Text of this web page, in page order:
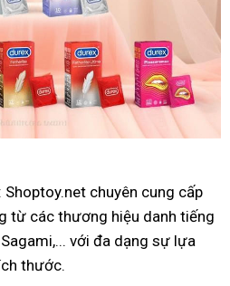
: Shoptoy.net chuyên cung cấp
từ các thương hiệu danh tiếng
với đa dạng sự lựa
thước.